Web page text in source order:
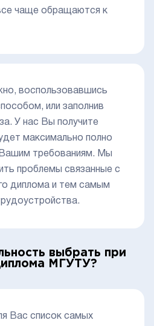
чаще обращаются к
воспользовавшись
или заполнив
У нас Вы получите
максимально полно
требованиям. Мы
проблемы связанные с
диплома и тем самым
выбрать при
МГУТУ?
Вас список самых